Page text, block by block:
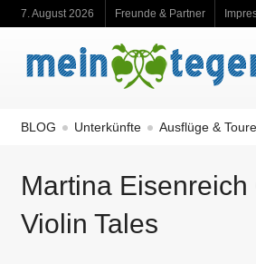
7. August 2026 Freunde & Partner
BLOG Unterkünfte Ausflüge &
Martina Eisenreich
Violin Tales